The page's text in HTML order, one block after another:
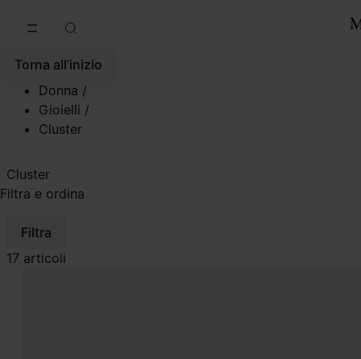
Torna all’inizio
Donna /
Gioielli /
Cluster
Cluster
Filtra e ordina
Filtra
17 articoli